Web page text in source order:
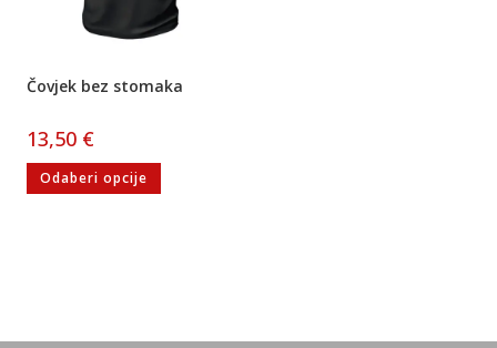
Čovjek bez stomaka
13,50 €
Odaberi opcije